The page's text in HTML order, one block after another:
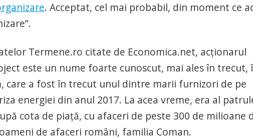
. Acceptat, cel mai probabil, din moment ce
Termene.ro citate de Economica.net, acționarul
este un nume foarte cunoscut, mai ales în trecut,
care a fost în trecut unul dintre marii furnizori de pe
energiei din anul 2017. La acea vreme, era al
cota de piață, cu afaceri de peste 300 de milioane
de afaceri români, familia Coman.